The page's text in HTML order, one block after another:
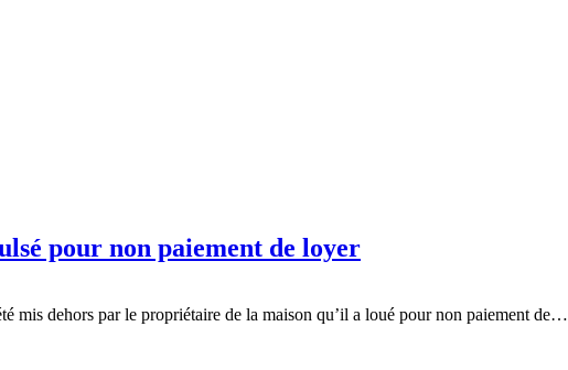
pour non paiement de loyer
mis dehors par le propriétaire de la maison qu’il a loué pour non paiement de…